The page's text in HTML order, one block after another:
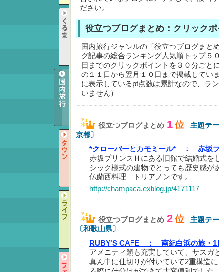
ださい。
役立つブログまとめ：クリック
国内旅行ジャンルの「役立つブログまと
グ記事の総合ランキング人気順トップ５
日までのクリックポイントを３０分ごと
の１１日から翌月１０日まで掲載してい
に表示しているpt点数は累計なので、ラ
いません）
役立つブログまとめ 1 位
主題テ
京都〕
*クローバーとカモミール* ：
赤坂
赤坂プリンスＨにある旧館で結婚式を
シック様式の建物でとっても歴史感が
仏蘭西料理 トリアノンです。
http://champaca.exblog.jp/4171117
役立つブログまとめ 2 位
主題テ
〔和歌山県〕
RUBY'S CAFE ：
南紀白浜の旅・1
アメニティ類も充実していて、サスガ
真ん中に仕切りが付いていて2重構造